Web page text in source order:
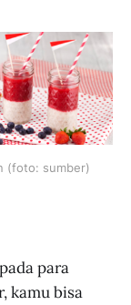
(foto: sumber)
para
kamu bisa